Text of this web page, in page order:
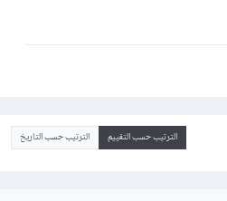
الترتيب حسب التقييم الترتيب حسب التاريخ